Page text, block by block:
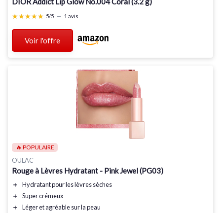
★★★★★
★★★★★ 5/5 — 1 avis
Voir l'offre
🔥 POPULAIRE
OULAC
Rouge à Lèvres Hydratant - Pink Jewel (PG03)
＋ Hydratantpour les lèvres sèches
＋
Super crémeux
＋
Légeret agréable sur la peau